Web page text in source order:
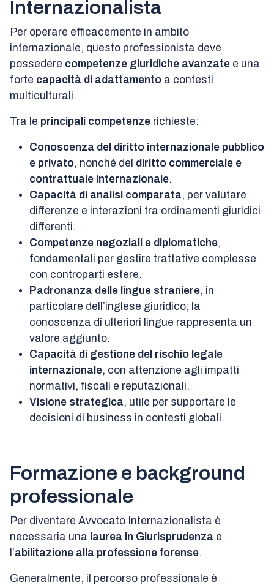
Internazionalista
Per operare efficacemente in ambito
internazionale, questo professionista deve
possedere competenze giuridiche avanzate e una
forte capacità di adattamento a contesti
multiculturali.
Tra le principali competenze richieste:
Conoscenza del diritto internazionale pubblico
e privato, nonché del diritto commerciale e
contrattuale internazionale.
Capacità di analisi comparata, per valutare
differenze e interazioni tra ordinamenti giuridici
differenti.
Competenze negoziali e diplomatiche,
fondamentali per gestire trattative complesse
con controparti estere.
Padronanza delle lingue straniere, in
particolare dell’inglese giuridico; la
conoscenza di ulteriori lingue rappresenta un
valore aggiunto.
Capacità di gestione del rischio legale
internazionale, con attenzione agli impatti
normativi, fiscali e reputazionali.
Visione strategica, utile per supportare le
decisioni di business in contesti globali.
Formazione e background
professionale
Per diventare Avvocato Internazionalista è
necessaria una laurea in Giurisprudenza e
l’abilitazione alla professione forense.
Generalmente, il percorso professionale è